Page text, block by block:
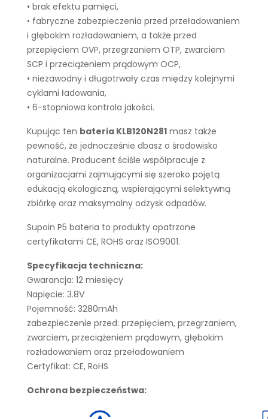
• brak efektu pamięci,
• fabryczne zabezpieczenia przed przeładowaniem
i głębokim rozładowaniem, a także przed
przepięciem OVP, przegrzaniem OTP, zwarciem
SCP i przeciążeniem prądowym OCP,
• niezawodny i długotrwały czas między kolejnymi
cyklami ładowania,
• 6-stopniowa kontrola jakości.
Kupując ten bateria KLB120N281 masz także
pewność, że jednocześnie dbasz o środowisko
naturalne. Producent ściśle współpracuje z
organizacjami zajmującymi się szeroko pojętą
edukacją ekologiczną, wspierającymi selektywną
zbiórkę oraz maksymalny odzysk odpadów.
Supoin P5 bateria to produkty opatrzone
certyfikatami CE, ROHS oraz ISO9001.
Specyfikacja techniczna:
Gwarancja: 12 miesięcy
Napięcie: 3.8V
Pojemność: 3280mAh
zabezpieczenie przed: przepięciem, przegrzaniem,
zwarciem, przeciążeniem prądowym, głębokim
rozładowaniem oraz przeładowaniem
Certyfikat: CE, RoHS
Ochrona bezpieczeństwa: